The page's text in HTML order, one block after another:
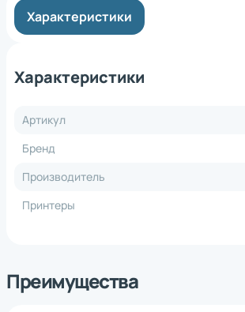
Характеристики
Характеристики
Артикул
Бренд
Производитель
Принтеры
Преимущества